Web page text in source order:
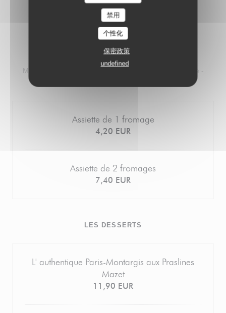
禁用
个性化
保密政策
undefined
LES FROMAGES
Morbier - Comté - Fourme d’Ambert - Crottin de chèvre -
Assiette de 1 fromage
4,20 EUR
Assiette de 2 fromages
7,40 EUR
LES DESSERTS
L' authentique Paris-Montargis aux Praslines
Mazet
11,90 EUR